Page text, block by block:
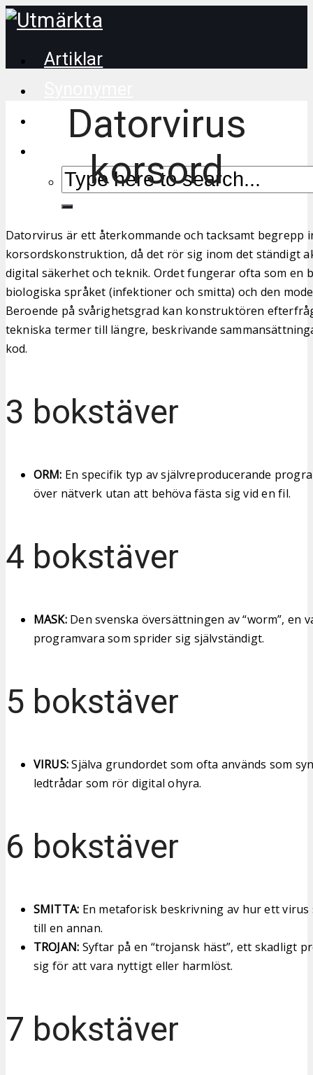
Artiklar
Korsordstips
Datorvirus
korsord
Datorvirus är ett återkommande och tacksamt begrepp
korsordskonstruktion, då det rör sig inom det ständigt
digital säkerhet och teknik. Ordet fungerar ofta som en
biologiska språket (infektioner och smitta) och den
Beroende på svårighetsgrad kan konstruktören
tekniska termer till längre, beskrivande
kod.
3 bokstäver
ORM: En specifik typ av självreproducerande
över nätverk utan att behöva fästa sig vid en fil.
4 bokstäver
MASK:Den svenska översättningen av “worm”, en
programvara som sprider sig självständigt.
5 bokstäver
VIRUS:Själva grundordet som ofta används som
ledtrådar som rör digital ohyra.
6 bokstäver
SMITTA: En metaforisk beskrivning av hur ett
till en annan.
TROJAN: Syftar på en “trojansk häst”, ett skadligt
sig för att vara nyttigt eller harmlöst.
7 bokstäver